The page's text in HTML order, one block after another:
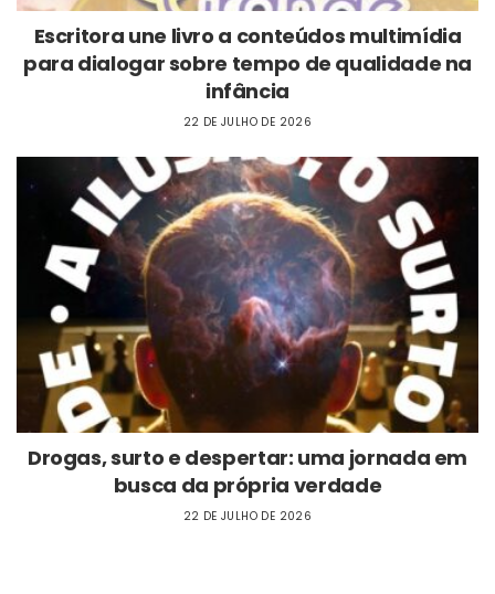
Escritora une livro a conteúdos multimídia
para dialogar sobre tempo de qualidade na
infância
22 DE JULHO DE 2026
Drogas, surto e despertar: uma jornada em
busca da própria verdade
22 DE JULHO DE 2026